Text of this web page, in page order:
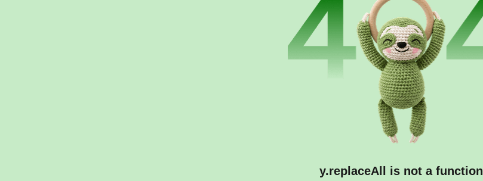
y.replaceAll is not a function